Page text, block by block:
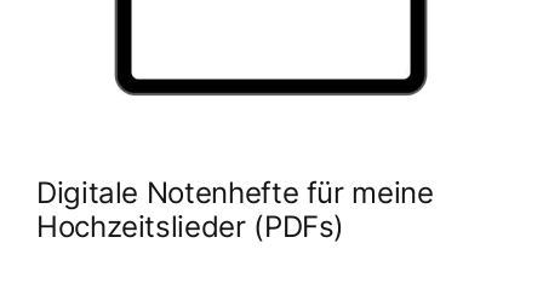
Digitale Notenhefte für meine
Hochzeitslieder (PDFs)